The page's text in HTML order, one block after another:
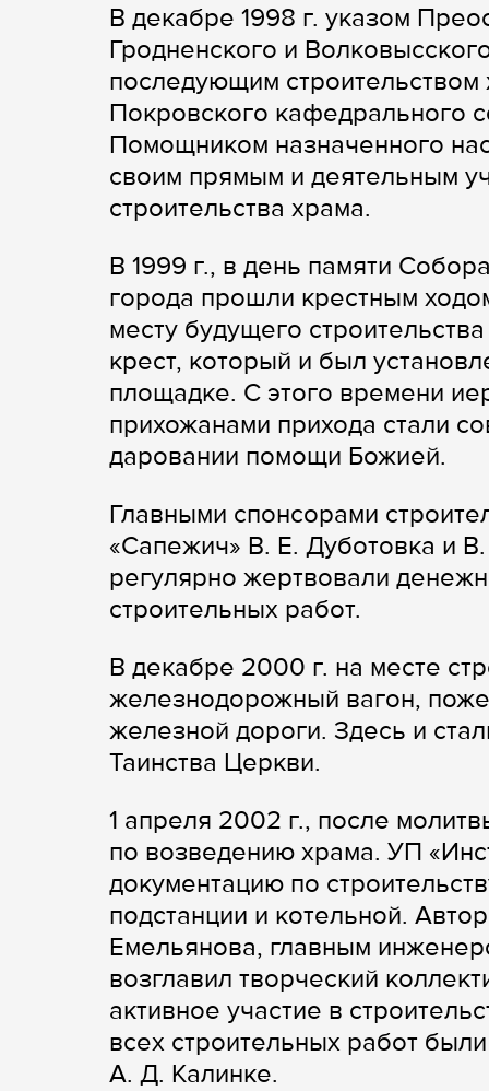
В декабре 1998 г. указом
Гродненского и
последующим
Покровского кафедрального
Помощником назначенного
своим прямым и деятельным
строительства храма.
В 1999 г., в день памяти
города прошли крестным
месту будущего
крест, который и был
площадке. С этого времени
прихожанами прихода стали
даровании помощи Божией.
Главными спонсорами
«Сапежич» В. Е. Дуботовка и
регулярно жертвовали
строительных работ.
В декабре 2000 г. на месте
железнодорожный вагон,
железной дороги. Здесь и
Таинства Церкви.
1 апреля 2002 г., после
по возведению храма. УП
документацию по
подстанции и котельной.
Емельянова, главным
возглавил творческий
активное участие в
всех строительных работ
А. Д. Калинке.